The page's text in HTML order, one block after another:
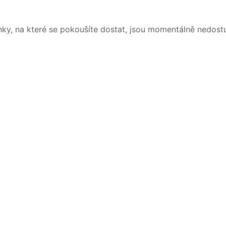
na které se pokoušíte dostat, jsou momentálně